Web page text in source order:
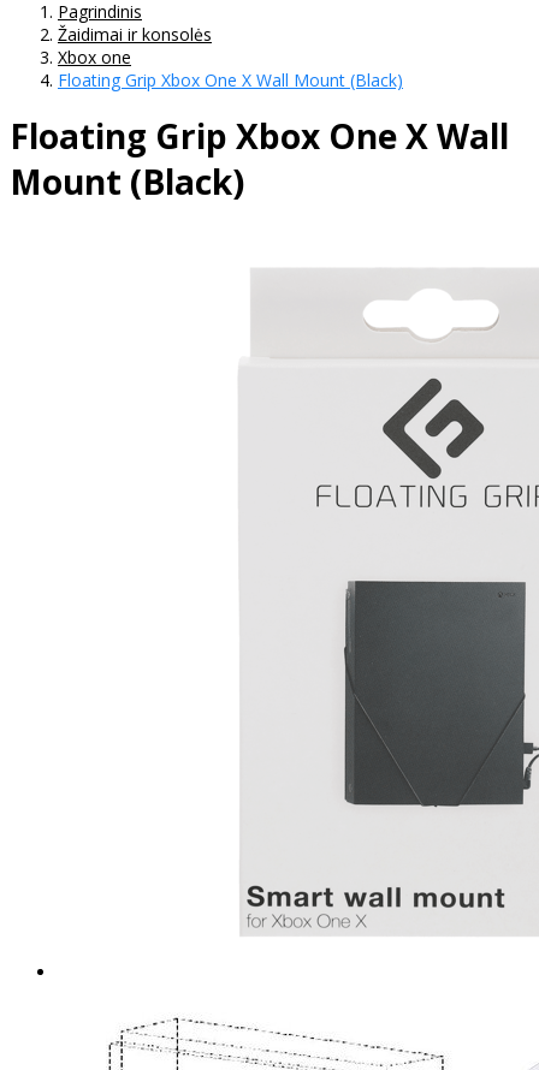
Pagrindinis
Žaidimai ir konsolės
Xbox one
Floating Grip Xbox One X Wall Mount (Black)
Floating Grip Xbox One X Wall
Mount (Black)